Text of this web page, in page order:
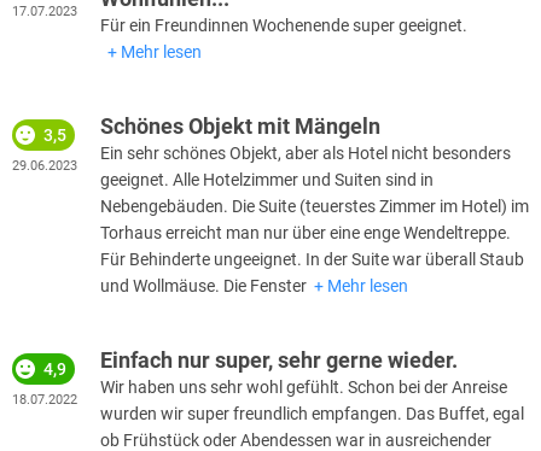
17.07.2023
Für ein Freundinnen Wochenende super geeignet.
Mehr lesen
Schönes Objekt mit Mängeln
3,5
29.06.2023
Ein sehr schönes Objekt, aber als Hotel nicht besonders
geeignet. Alle Hotelzimmer und Suiten sind in
Nebengebäuden. Die Suite (teuerstes Zimmer im Hotel) im
Torhaus erreicht man nur über eine enge Wendeltreppe.
Für Behinderte ungeeignet. In der Suite war überall Staub
und Wollmäuse. Die Fenster
Mehr lesen
Einfach nur super, sehr gerne wieder.
4,9
18.07.2022
Wir haben uns sehr wohl gefühlt. Schon bei der Anreise
wurden wir super freundlich empfangen. Das Buffet, egal
ob Frühstück oder Abendessen war in ausreichender